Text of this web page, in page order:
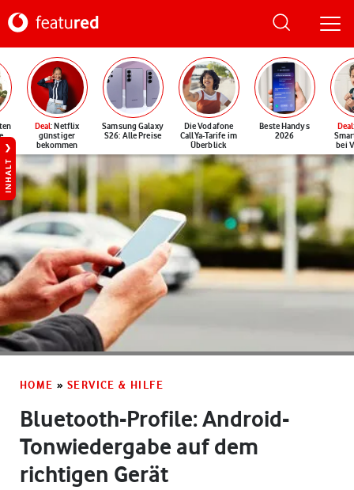
Deal: Netflix
günstiger
bekommen
Samsung Galaxy
S26: Alle Preise
Die Vodafone
CallYa-Tarife im
Überblick
Beste Handys
2026
Deal
bei
INHALT
HOME » SERVICE & HILFE
Bluetooth-Profile: Android-
Tonwiedergabe auf dem
richtigen Gerät